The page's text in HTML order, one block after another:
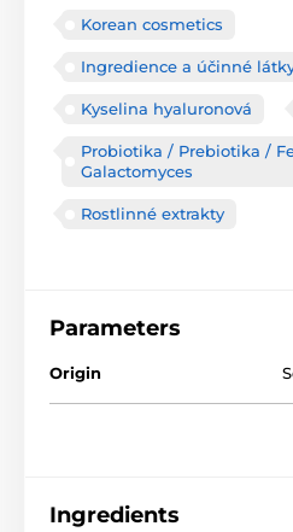
Korean cosmetics
Ingredience a účinné
Kyselina hyaluronová
Probiotika / Prebiotika /
Galactomyces
Rostlinné extrakty
Parameters
Origin
Ingredients